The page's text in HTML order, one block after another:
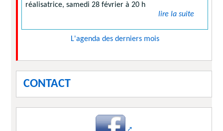
réalisatrice, samedi 28 février à 20 h
lire la suite
L'agenda des derniers mois
CONTACT